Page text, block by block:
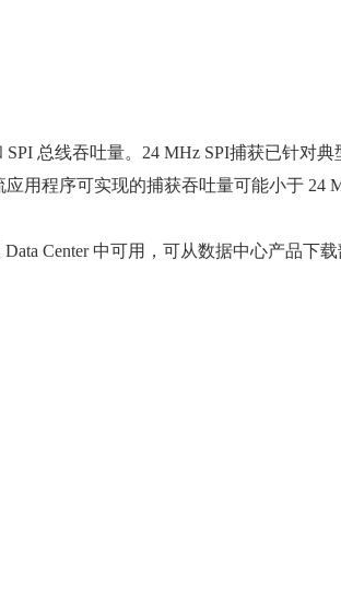
总线吞吐量。24 MHz SPI捕获已针对
用程序可实现的捕获吞吐量可能小于 24
Center 中可用，可从数据中心产品下载